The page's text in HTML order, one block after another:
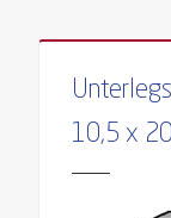
10,5 x